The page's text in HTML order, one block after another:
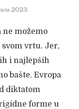
2023.
ne možemo
vrtu. Jer,
i najlepših
bašte. Evropa
diktatom
forme u